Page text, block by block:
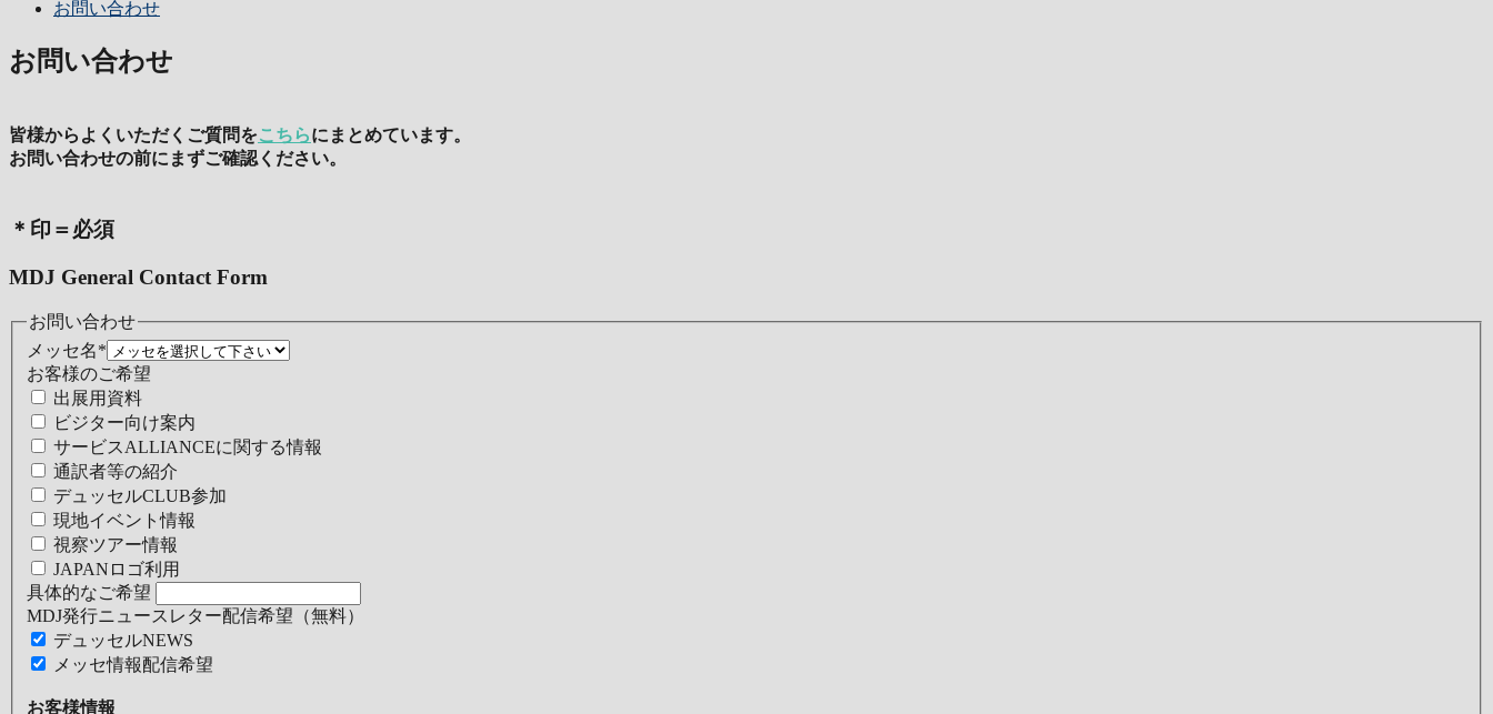
お問い合わせ
お問い合わせ
皆様からよくいただくご質問をこちらにまとめています。
お問い合わせの前にまずご確認ください。
＊印＝必須
MDJ General Contact Form
お問い合わせ
メッセ名*
お客様のご希望
出展用資料
ビジター向け案内
サービスALLIANCEに関する情報
通訳者等の紹介
デュッセルCLUB参加
現地イベント情報
視察ツアー情報
JAPANロゴ利用
具体的なご希望
MDJ発行ニュースレター配信希望（無料）
デュッセルNEWS
メッセ情報配信希望
お客様情報